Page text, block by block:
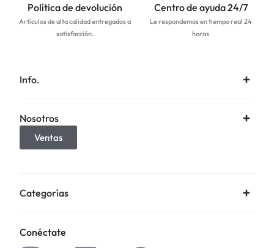
Política de devolución
Artículos de alta calidad entregados a
satisfacción.
Centro de ayuda 24/7
Le respondemos en tiempo real 24
horas
Info.
Nosotros
Ventas
Categorías
Conéctate